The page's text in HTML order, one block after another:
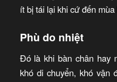
ít bị tái lại khi cứ đến mùa
Phù do nhiệt
Đó là khi bàn chân hay
khó di chuyển, khó vận